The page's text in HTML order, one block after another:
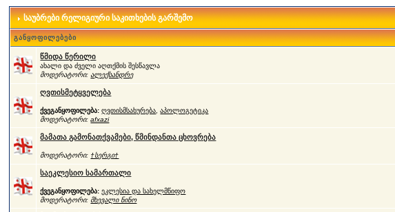
საუბრები რელიგიური საკითხების გარშემო
განყოფილებები
წმიდა წერილი
ახალი და ძველი აღთქმის შესწავლა
მოდერატორი: ალექსანდრე
ღვთისმეტყველება
ქვეგანყოფილება: ღვთისმსახურება ,აპოლოგეტიკა
მოდერატორი:afxazi
მამათა გამონათქვამები, წმინდანთა ცხოვრება
მოდერატორი: †სერგი†
საეკლესიო სამართალი
ქვეგანყოფილება: ეკლესია და სახელმწიფო
მოდერატორი: მხევალი ნინო